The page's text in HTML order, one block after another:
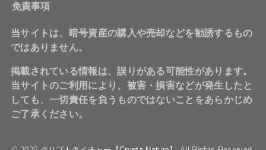
免責事項
当サイトは、暗号資産の購入や売却などを勧誘するもの
ではありません。
掲載されている情報は、誤りがある可能性があります。
当サイトのご利用により、被害・損害などが発生したと
しても、一切責任を負うものではないことをあらかじめ
ご了承ください。